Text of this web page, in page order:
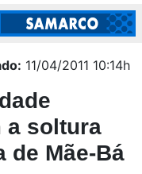
11/04/2011 10:14h
a soltura
de Mãe-Bá